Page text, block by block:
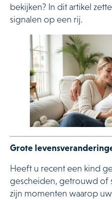
bekijken? In dit artikel
signalen op een rij.
Grote
Heeft u recent een kind
gescheiden, getrouwd of
zijn momenten waarop